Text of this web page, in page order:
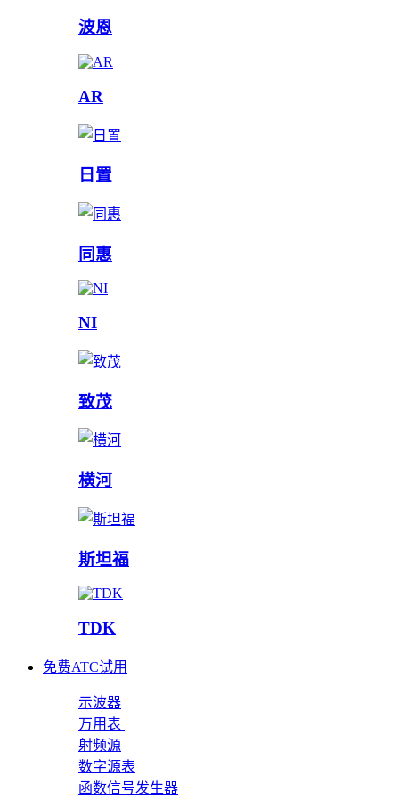
波恩
AR
日置
同惠
NI
致茂
横河
斯坦福
TDK
免费ATC试用
示波器
万用表
射频源
数字源表
函数信号发生器